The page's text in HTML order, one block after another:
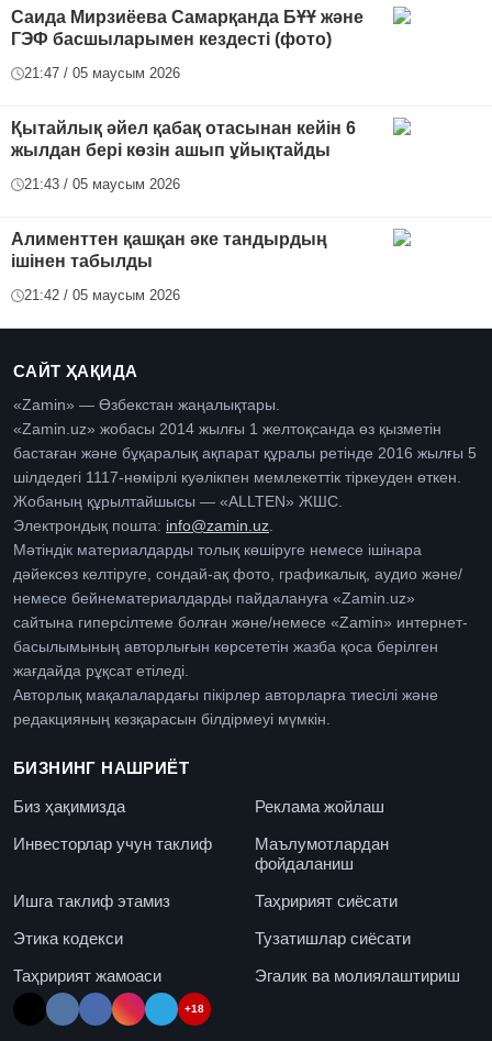
Саида Мирзиёева Самарқанда БҰҰ және
ГЭФ басшыларымен кездесті (фото)
21:47 / 05 маусым 2026
Қытайлық әйел қабақ отасынан кейін 6
жылдан бері көзін ашып ұйықтайды
21:43 / 05 маусым 2026
Алименттен қашқан әке тандырдың
ішінен табылды
21:42 / 05 маусым 2026
САЙТ ҲАҚИДА
«Zamin» — Өзбекстан жаңалықтары.
«Zamin.uz» жобасы 2014 жылғы 1 желтоқсанда өз қызметін
бастаған және бұқаралық ақпарат құралы ретінде 2016 жылғы 5
шілдедегі 1117-нөмірлі куәлікпен мемлекеттік тіркеуден өткен.
Жобаның құрылтайшысы — «ALLTEN» ЖШС.
Электрондық пошта: info@zamin.uz.
Мәтіндік материалдарды толық көшіруге немесе ішінара
дәйексөз келтіруге, сондай-ақ фото, графикалық, аудио және/
немесе бейнематериалдарды пайдалануға «Zamin.uz»
сайтына гиперсілтеме болған және/немесе «Zamin» интернет-
басылымының авторлығын көрсететін жазба қоса берілген
жағдайда рұқсат етіледі.
Авторлық мақалалардағы пікірлер авторларға тиесілі және
редакцияның көзқарасын білдірмеуі мүмкін.
БИЗНИНГ НАШРИЁТ
Биз ҳақимизда
Реклама жойлаш
Инвесторлар учун таклиф
Маълумотлардан
фойдаланиш
Ишга таклиф этамиз
Таҳририят сиёсати
Этика кодекси
Тузатишлар сиёсати
Таҳририят жамоаси
Эгалик ва молиялаштириш
+18